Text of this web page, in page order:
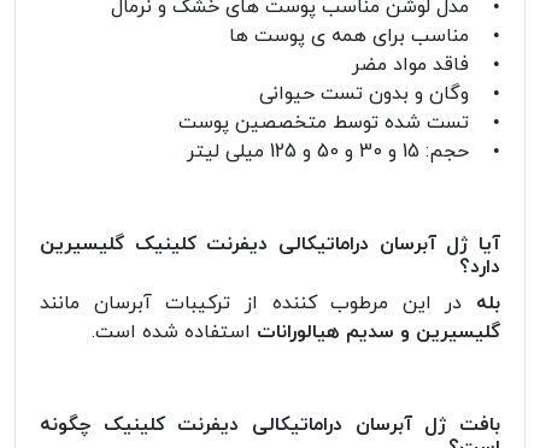
• مدل لوشن مناسب پوست های خشک و نرمال
• مناسب برای همه ی پوست ها
• فاقد مواد مضر
• وگان و بدون تست حیوانی
• تست شده توسط متخصصین پوست
• حجم: 15 و 30 و 50 و 125 میلی لیتر
آیا ژل آبرسان دراماتیکالی دیفرنت کلینیک گلیسیرین
دارد؟
بله در این مرطوب کننده از ترکیبات آبرسان مانند
گلیسیرین و سدیم هیالورانات استفاده شده است.
بافت ژل آبرسان دراماتیکالی دیفرنت کلینیک چگونه